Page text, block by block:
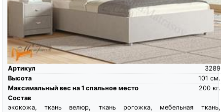
Артикул
3289
Высота
см.
101
Максимальный вес на 1 спальное место
кг.
200
Состав
экокожа, ткань велюр, ткань рогожка, мебельная ткань,